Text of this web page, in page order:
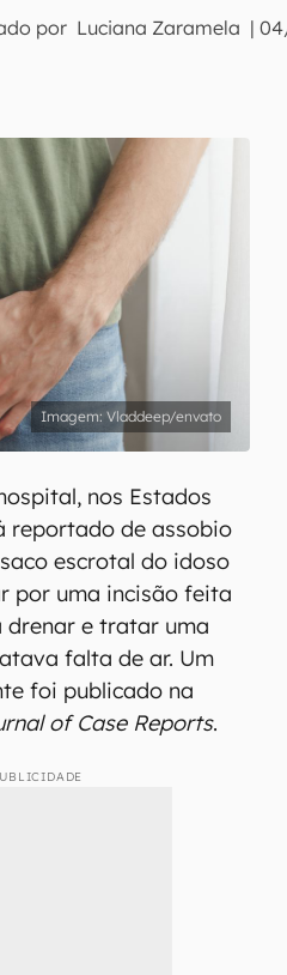
por Luciana Zaramela |
inscreva-se
com os Termos de Uso e Política
Vladdeep/envato
nos Estados
reportado de assobio
escrotal do idoso
por uma incisão feita
drenar e tratar uma
falta de ar. Um
foi publicado na
of Case Reports.